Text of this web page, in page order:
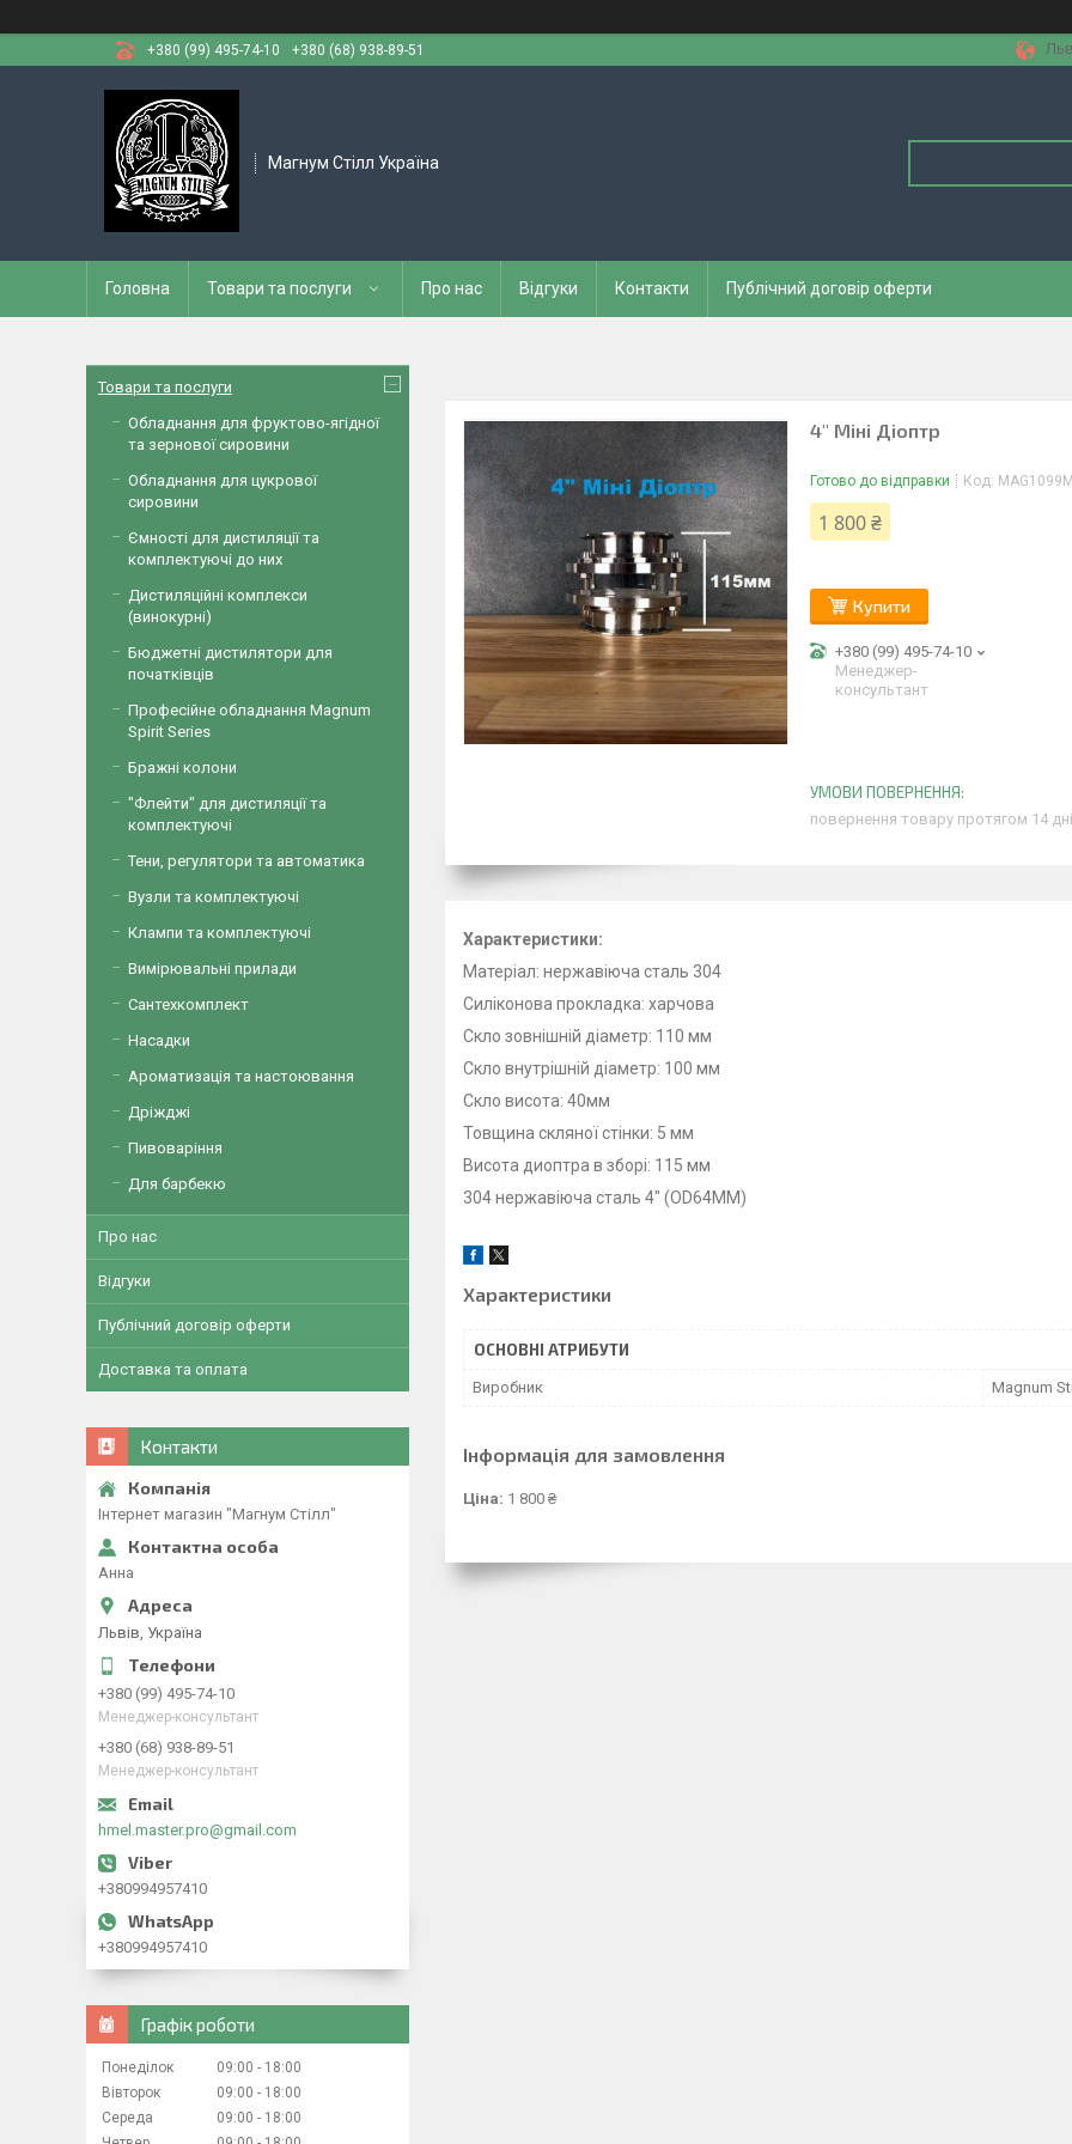
+380 (99) 495-74-10 +380 (68) 938-89-51
Магнум Стілл Україна
Головна Товари та послуги Про нас Відгуки Контакти Публічний договір оферти
4" Міні Діоптр
Готово до відправки Код:
1 800 ₴
Купити
+380 (99) 495-74-10
Менеджер-
консультант
повернення товару протягом 14
Характеристики:
Матеріал: нержавіюча сталь 304
Силіконова прокладка: харчова
Скло зовнішній діаметр: 110 мм
Скло внутрішній діаметр: 100 мм
Скло висота: 40мм
Товщина скляної стінки: 5 мм
Висота диоптра в зборі: 115 мм
304 нержавіюча сталь 4" (OD64MM)
Характеристики
ОСНОВНІ АТРИБУТИ
Виробник Magnum
Інформація для замовлення
Ціна: 1 800 ₴
Товари та послуги
Обладнання для фруктово-ягідної
та зернової сировини
Обладнання для цукрової
сировини
Ємності для дистиляції та
комплектуючі до них
Дистиляційні комплекси
(винокурні)
Бюджетні дистилятори для
початківців
Професійне обладнання Magnum
Spirit Series
Бражні колони
"Флейти" для дистиляції та
комплектуючі
Тени, регулятори та автоматика
Вузли та комплектуючі
Клампи та комплектуючі
Вимірювальні прилади
Сантехкомплект
Насадки
Ароматизація та настоювання
Дріжджі
Пивоваріння
Для барбекю
Про нас
Відгуки
Публічний договір оферти
Доставка та оплата
Контакти
Інтернет магазин "Магнум Стілл"
Анна
Львів, Україна
+380 (99) 495-74-10
Менеджер-консультант
+380 (68) 938-89-51
Менеджер-консультант
hmel.master.pro@gmail.com
+380994957410
+380994957410
Графік роботи
Понеділок 09:00
18:00
Вівторок
09:00
18:00
Середа
09:00
18:00